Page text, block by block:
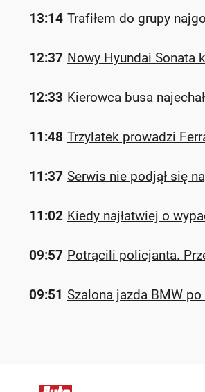
13:14 Trafiłem do grupy
12:37 Nowy Hyundai Sonata
12:33 Kierowca busa
11:48 Trzylatek prowadzi
11:37 Serwis nie podjął się
11:02 Kiedy najłatwiej o
09:57 Potrącili policjanta.
09:51 Szalona jazda BMW